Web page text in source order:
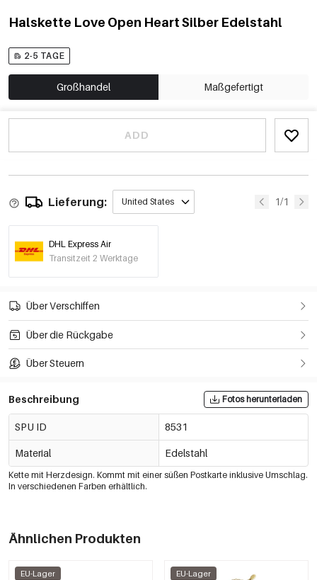
Halskette Love Open Heart Silber Edelstahl
2-5 TAGE
Großhandel Maßgefertigt
ADD
Lieferung: United States 1/1
DHL Express Air
Transitzeit 2 Werktage
Über Verschiffen
Über die Rückgabe
Über Steuern
Beschreibung Fotos herunterladen
SPU ID 8531
Material Edelstahl
Kette mit Herzdesign. Kommt mit einer süßen Postkarte inklusive Umschlag.
In verschiedenen Farben erhältlich.
Ähnlichen Produkten
EU-Lager EU-Lager